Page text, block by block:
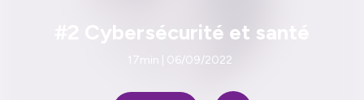
#2 Cybersécurité et santé
17min | 06/09/2022